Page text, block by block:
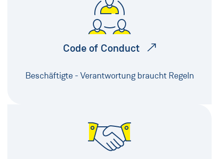
Code of Conduct
Beschäftigte - Verantwortung braucht Regeln